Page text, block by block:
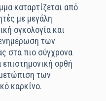
καταρτίζεται από
με μεγάλη
ογκολογία και
των
στα πιο σύγχρονα
επιστημονική ορθή
των
καρκίνο.